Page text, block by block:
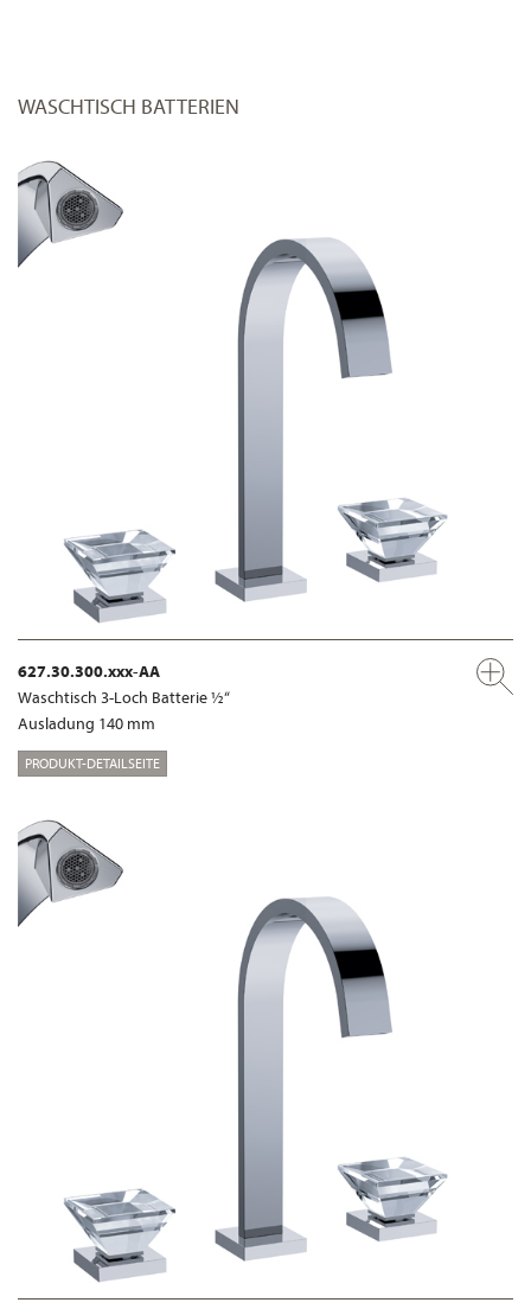
WASCHTISCH BATTERIEN
627.30.300.xxx-AA
Waschtisch 3-Loch Batterie ½“
Ausladung 140 mm
PRODUKT-DETAILSEITE